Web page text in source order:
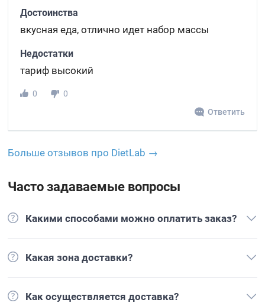
Достоинства
вкусная еда, отлично идет набор массы
Недостатки
тариф высокий
0
0
Ответить
Больше отзывов про DietLab →
Часто задаваемые вопросы
Какими способами можно оплатить заказ?
Какая зона доставки?
Как осуществляется доставка?